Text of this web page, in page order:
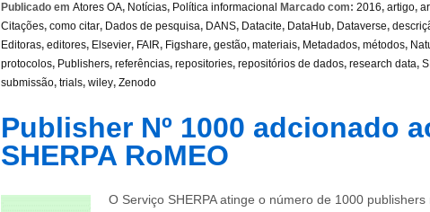
Publicado em Atores OA, Notícias, Política informacional Marcado com: 2016, artigo,
Citações, como citar, Dados de pesquisa, DANS, Datacite, DataHub, Dataverse,
Editoras, editores, Elsevier, FAIR, Figshare, gestão, materiais, Metadados, métodos,
protocolos, Publishers, referências, repositories, repositórios de dados, research data,
submissão, trials, wiley, Zenodo
Publisher Nº 1000 adcionado
SHERPA RoMEO
O Serviço SHERPA atinge o número de 1000